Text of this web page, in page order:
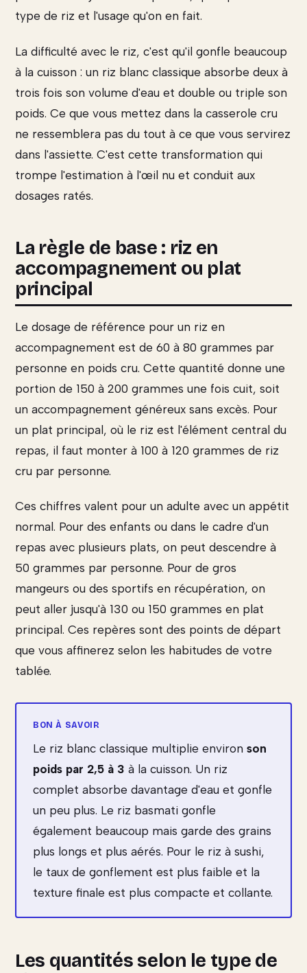
type de riz et l'usage qu'on en fait.
La difficulté avec le riz, c'est qu'il gonfle beaucoup
à la cuisson : un riz blanc classique absorbe deux à
trois fois son volume d'eau et double ou triple son
poids. Ce que vous mettez dans la casserole cru
ne ressemblera pas du tout à ce que vous servirez
dans l'assiette. C'est cette transformation qui
trompe l'estimation à l'œil nu et conduit aux
dosages ratés.
La règle de base : riz en
accompagnement ou plat
principal
Le dosage de référence pour un riz en
accompagnement est de 60 à 80 grammes par
personne en poids cru. Cette quantité donne une
portion de 150 à 200 grammes une fois cuit, soit
un accompagnement généreux sans excès. Pour
un plat principal, où le riz est l'élément central du
repas, il faut monter à 100 à 120 grammes de riz
cru par personne.
Ces chiffres valent pour un adulte avec un appétit
normal. Pour des enfants ou dans le cadre d'un
repas avec plusieurs plats, on peut descendre à
50 grammes par personne. Pour de gros
mangeurs ou des sportifs en récupération, on
peut aller jusqu'à 130 ou 150 grammes en plat
principal. Ces repères sont des points de départ
que vous affinerez selon les habitudes de votre
tablée.
Le riz blanc classique multiplie environ son
poids par 2,5 à 3 à la cuisson. Un riz
complet absorbe davantage d'eau et gonfle
un peu plus. Le riz basmati gonfle
également beaucoup mais garde des grains
plus longs et plus aérés. Pour le riz à sushi,
le taux de gonflement est plus faible et la
texture finale est plus compacte et collante.
Les quantités selon le type de